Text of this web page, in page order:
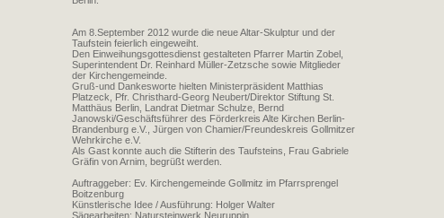
Am 8.September 2012 wurde die neue Altar-Skulptur und der
Taufstein feierlich eingeweiht.
Den Einweihungsgottesdienst gestalteten Pfarrer Martin Zobel,
Superintendent Dr. Reinhard Müller-Zetzsche sowie Mitglieder
der Kirchengemeinde.
Gruß-und Dankesworte hielten Ministerpräsident Matthias
Platzeck, Pfr. Christhard-Georg Neubert/Direktor Stiftung St.
Matthäus Berlin, Landrat Dietmar Schulze, Bernd
Janowski/Geschäftsführer des Förderkreis Alte Kirchen Berlin-
Brandenburg e.V., Jürgen von Chamier/Freundeskreis Gollmitzer
Wehrkirche e.V.
Als Gast konnte auch die Stifterin des Taufsteins, Frau Gabriele
Gräfin von Arnim, begrüßt werden.
Auftraggeber: Ev. Kirchengemeinde Gollmitz im Pfarrsprengel
Boitzenburg
Künstlerische Idee / Ausführung: Holger Walter
Sägearbeiten: Natursteinwerk Neuruppin